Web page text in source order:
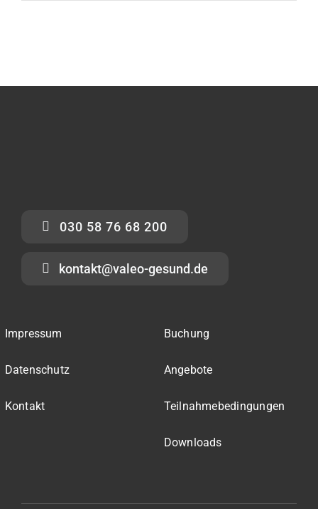
030 58 76 68 200
kontakt@valeo-gesund.de
Impressum
Datenschutz
Kontakt
Buchung
Angebote
Teilnahmebedingungen
Downloads